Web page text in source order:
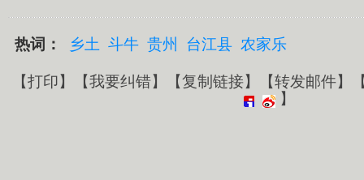
热词： 乡土 斗牛 贵州 台江县 农家乐
【打印】【我要纠错】【复制链接】【转发邮件】
】